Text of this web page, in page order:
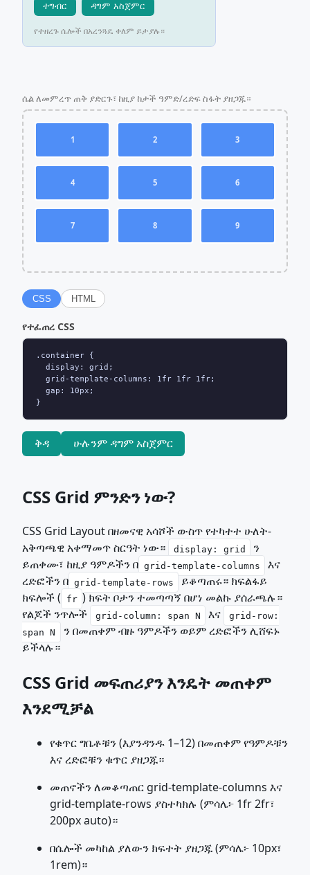
ተግብር ዳግም አስጀምር
የተዘረጉ ሴሎች በአረንጓዴ ቀለም ይታያሉ።
ሴል ለመምረጥ ጠቅ ያድርጉ፣ ከዚያ ከታች ዓምድ/ረድፍ ስፋት ያዘጋጁ።
1 2 3
4 5 6
7 8 9
CSS HTML
የተፈጠረ CSS
.container {
  display: grid;
  grid-template-columns: 1fr 1fr 1fr;
  gap: 10px;
}
ቅዳ ሁሉንም ዳግም አስጀምር
CSS Grid ምንድን ነው?
CSS Grid Layout በዘመናዊ አሳሾች ውስጥ የተካተተ ሁለት-
አቅጣጫዊ አቀማመጥ ስርዓት ነው።
display: grid
ን
ይጠቀሙ፣ ከዚያ ዓምዶችን በ grid-template-columns
እና
ረድፎችን በ grid-template-rows
ይቆጣጠሩ። ክፍልፋይ
ክፍሎች (
fr ) ክፍት ቦታን ተመጣጣኝ በሆነ መልኩ ያሰራጫሉ።
የልጆች ንጥሎች
grid-column: span N እና
grid-row:
span N
ን በመጠቀም ብዙ ዓምዶችን ወይም ረድፎችን ሊሸፍኑ
ይችላሉ።
CSS Grid መፍጠሪያን እንዴት መጠቀም
እንደሚቻል
የቁጥር ግቤቶቹን (እያንዳንዱ 1–12) በመጠቀም የዓምዶቹን
እና ረድፎቹን ቁጥር ያዘጋጁ።
መጠኖችን ለመቆጣጠር grid-template-columns እና
grid-template-rows ያስተካክሉ (ምሳሌ፦ 1fr 2fr፣
200px auto)።
በሴሎች መካከል ያለውን ክፍተት ያዘጋጁ (ምሳሌ፦ 10px፣
1rem)።